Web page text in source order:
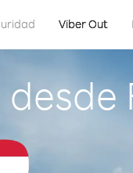
Viber Out